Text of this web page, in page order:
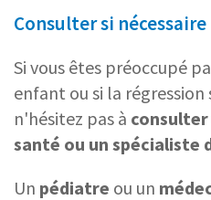
Consulter si nécessaire
Si vous êtes préoccupé
enfant ou si la
n'hésitez pas à
santé ou un spécialiste
Un pédiatre ou un